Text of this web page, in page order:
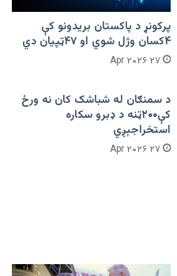
پرکونړ د پاکستان بریدونو کې
۴کسان وژل شوي او ۴۷ټپیان دي
۲۷ Apr ۲۰۲۶
د سمنګان له شباشک کان نه ورځ
کې۲۰۰ټنه د ډبرو سکاره
استخراجېږي
۲۷ Apr ۲۰۲۶